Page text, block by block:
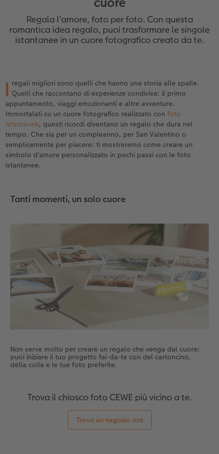
Custodia personalizzata
Tasca interna
Primi passi
Come ordinare
Esempi di clienti
Stampe su carta riciclata
Poster premium
Foto istantanee
Fototessere
Accessori
Poster con mappa
Collage fotografico
Poster in alluminio
Foto su legno
Poster Gallery
Altre occasioni
Biglietti pieghevoli
Cartoline singole con spedizione diretta
Decorazioni
Giochi
Faber-Castell
Stampe artistiche
Foto-box regalo
Calendari da parete con design
Calendario da parete A4
Calendario da tavolo quadrato
Accessori
Cartoline fotografiche istantanee
Set di foto istantanee
Fototessere biometriche
Trova la filiale
per il compleanno
Regali per la festa della mamma
per gli sposi
per l’addio al nubilato
Matrimonio
Annuario
App
Regala l'amore, foto per foto. Con questa
romantica idea regalo, puoi trasformare le singole
istantanee in un cuore fotografico creato da te.
I regali migliori sono quelli che hanno una storia alle spalle.
Quelli che raccontano di esperienze condivise: il primo
appuntamento, viaggi emozionanti e altre avventure.
Immortalati su un cuore fotografico realizzato confoto
istantanee, questi ricordi diventano un regalo che dura nel
tempo. Che sia per un compleanno, per San Valentino o
semplicemente per piacere: ti mostreremo come creare un
simbolo d'amore personalizzato in pochi passi con le foto
istantanee.
Tanti momenti, un solo cuore
Non serve molto per creare un regalo che venga dal cuore:
puoi iniziare il tuo progetto fai-da-te con del cartoncino,
della colla e le tue foto preferite.
Trova il chiosco foto CEWE più vicino a te.
Trova un negozio ora